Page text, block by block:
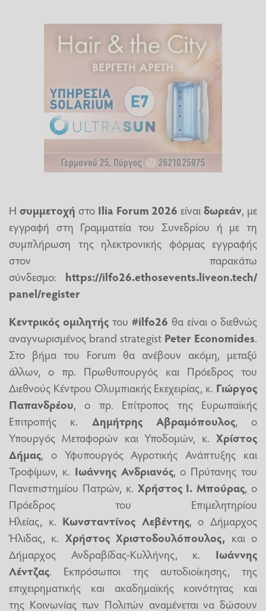
Η συμμετοχή στο Ilia Forum 2026είναιδωρεάν, με
εγγραφή στη Γραμματεία του Συνεδρίου ή με τη
συμπλήρωση της ηλεκτρονικής φόρμας εγγραφής
στον παρακάτω
σύνδεσμο: https://ilfo26.ethosevents.liveon.tech/
panel/register
Κεντρικός ομιλητής του #ilfo26 θα είναι ο διεθνώς
αναγνωρισμένος brand strategist Peter Economides.
Στο βήμα του Forum θα ανέβουν ακόμη, μεταξύ
άλλων, ο πρ. Πρωθυπουργός και Πρόεδρος του
Διεθνούς Κέντρου Ολυμπιακής Εκεχειρίας, κ. Γιώργος
Παπανδρέου, ο πρ. Επίτροπος της Ευρωπαϊκής
Επιτροπής κ. Δημήτρης Αβραμόπουλος, ο
Υπουργός Μεταφορών και Υποδομών, κ. Χρίστος
Δήμας, ο Υφυπουργός Αγροτικής Ανάπτυξης και
Τροφίμων, κ. Ιωάννης Ανδριανός, ο Πρύτανης του
Πανεπιστημίου Πατρών, κ. Χρήστος Ι. Μπούρας, ο
Πρόεδρος του Επιμελητηρίου
Ηλείας, κ. Κωνσταντίνος Λεβέντης, ο Δήμαρχος
Ήλιδας, κ. Χρήστος Χριστοδουλόπουλος, και ο
Δήμαρχος Ανδραβίδας-Κυλλήνης, κ. Ιωάννης
Λέντζας. Εκπρόσωποι της αυτοδιοίκησης, της
επιχειρηματικής και ακαδημαϊκής κοινότητας και
της Κοινωνίας των Πολιτών αναμένεται να δώσουν